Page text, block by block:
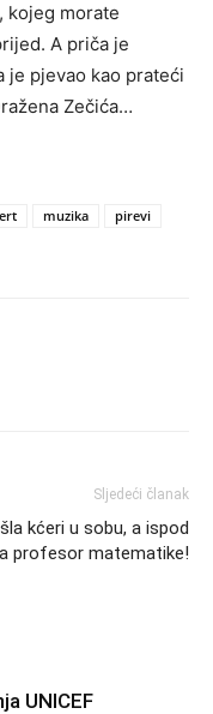
kojeg morate
A priča je
je pjevao kao prateći
Zečića…
muzika
pirevi
Sljedeći članak
kćeri u sobu, a ispod
profesor matematike!
UNICEF